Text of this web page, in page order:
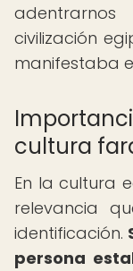
civilización
manifestaba
cultura
En la cultura
relevancia
identificación.
persona